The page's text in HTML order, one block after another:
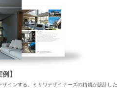
】
インする。ミサワデザイナーズの精鋭が設計した